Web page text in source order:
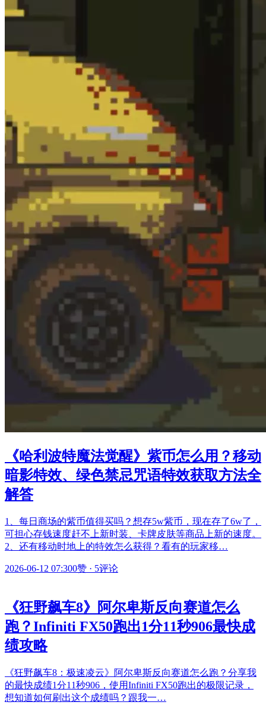
《哈利波特魔法觉醒》紫币怎么用？移动
暗影特效、绿色禁忌咒语特效获取方法全
解答
1、每日商场的紫币值得买吗？想存5w紫币，现在存了6w了，
可担心存钱速度赶不上新时装、卡牌皮肤等商品上新的速度。
2、还有移动时地上的特效怎么获得？看有的玩家移…
2026-06-12 07:300赞 · 5评论
《狂野飙车8》阿尔卑斯反向赛道怎么
跑？Infiniti FX50跑出1分11秒906最快成
绩攻略
《狂野飙车8：极速凌云》阿尔卑斯反向赛道怎么跑？分享我
的最快成绩1分11秒906，使用Infiniti FX50跑出的极限记录，
想知道如何刷出这个成绩吗？跟我一…